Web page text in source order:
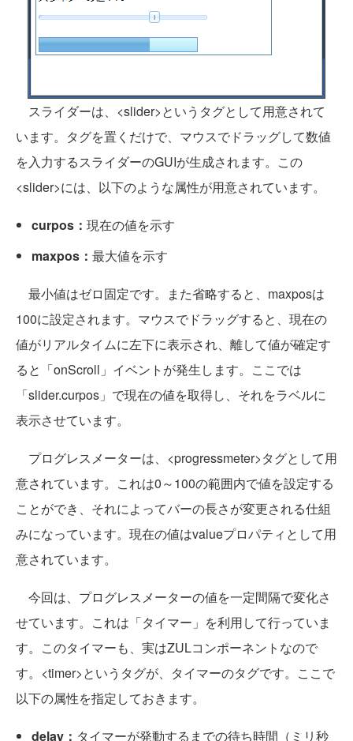
スライダーは、<slider>というタグとして用意されて
います。タグを置くだけで、マウスでドラッグして数値
を入力するスライダーのGUIが生成されます。この
<slider>には、以下のような属性が用意されています。
curpos： 現在の値を示す
maxpos： 最大値を示す
最小値はゼロ固定です。また省略すると、maxposは
100に設定されます。マウスでドラッグすると、現在の
値がリアルタイムに左下に表示され、離して値が確定す
ると「onScroll」イベントが発生します。ここでは
「slider.curpos」で現在の値を取得し、それをラベルに
表示させています。
プログレスメーターは、<progressmeter>タグとして用
意されています。これは0～100の範囲内で値を設定する
ことができ、それによってバーの長さが変更される仕組
みになっています。現在の値はvalueプロパティとして用
意されています。
今回は、プログレスメーターの値を一定間隔で変化さ
せています。これは「タイマー」を利用して行っていま
す。このタイマーも、実はZULコンポーネントなので
す。<timer>というタグが、タイマーのタグです。ここで
以下の属性を指定しておきます。
delay： タイマーが発動するまでの待ち時間（ミリ秒